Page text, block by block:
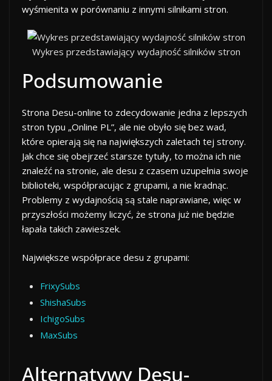
wyśmienita w porównaniu z innymi silnikami stron.
Wykres przedstawiający wydajność silników stron
Podsumowanie
Strona Desu-online to zdecydowanie jedna z lepszych
stron typu „Online PL”, ale nie obyło się bez wad,
które opierają się na największych zaletach tej strony.
Jak chce się obejrzeć starsze tytuły, to można ich nie
znaleźć na stronie, ale desu z czasem uzupełnia swoje
biblioteki, współpracując z grupami, a nie kradnąc.
Problemy z wydajnością są stale naprawiane, więc w
przyszłości możemy liczyć, że strona już nie będzie
łapała takich zawieszek.
Największe współprace desu z grupami:
FrixySubs
ShishaSubs
IchigoSubs
MaxSubs
Alternatywy Desu-